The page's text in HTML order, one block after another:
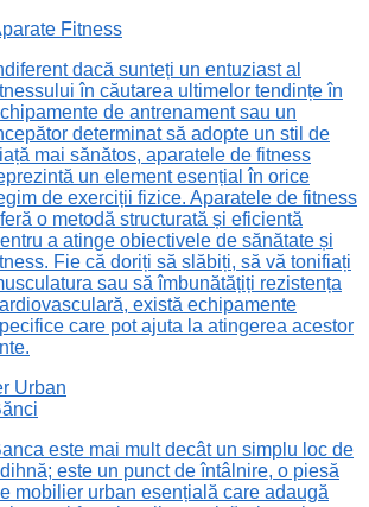
Fitness
dacă sunteți un entuziast al
în căutarea ultimelor tendințe în
de antrenament sau un
determinat să adopte un stil de
mai sănătos, aparatele de fitness
un element esențial în orice
de exerciții fizice. Aparatele de fitness
o metodă structurată și eficientă
a atinge obiectivele de sănătate și
Fie că doriți să slăbiți, să vă tonifiați
sau să îmbunătățiți rezistența
există echipamente
care pot ajuta la atingerea acestor
Urban
este mai mult decât un simplu loc de
este un punct de întâlnire, o piesă
mobilier urban esențială care adaugă